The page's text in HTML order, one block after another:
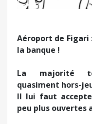
Aéroport de
la banque !
La majorité
quasiment hors-
Il lui faut
peu plus ouvertes